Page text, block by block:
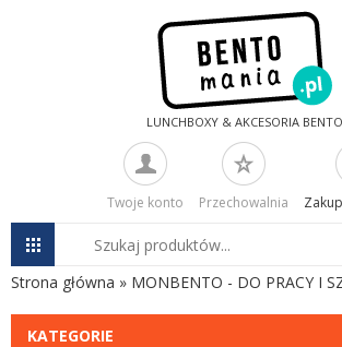
LUNCHBOXY & AKCESORIA BENTO
Twoje konto Przechowalnia
Strona główna » MONBENTO - DO PRACY I
KATEGORIE